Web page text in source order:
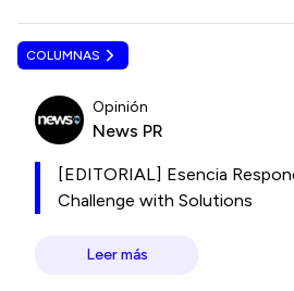
COLUMNAS
Opinión
News PR
[EDITORIAL] Esencia
Challenge with Solutions
Leer más